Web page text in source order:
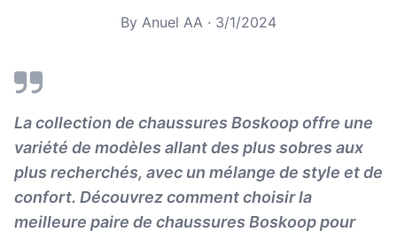
By Anuel AA · 3/1/2024
La collection de chaussures Boskoop offre une
variété de modèles allant des plus sobres aux
plus recherchés, avec un mélange de style et de
confort. Découvrez comment choisir la
meilleure paire de chaussures Boskoop pour